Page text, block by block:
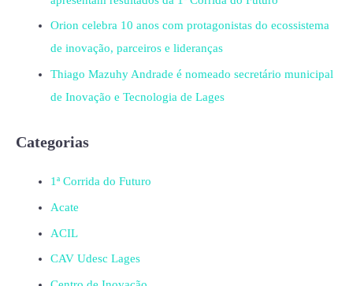
Orion celebra 10 anos com protagonistas do ecossistema
de inovação, parceiros e lideranças
Thiago Mazuhy Andrade é nomeado secretário municipal
de Inovação e Tecnologia de Lages
Categorias
1ª Corrida do Futuro
Acate
ACIL
CAV Udesc Lages